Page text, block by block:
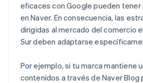
eficaces con Google pueden
en Naver. En consecuencia, las
dirigidas al mercado del comercio
Sur deben adaptarse
Por ejemplo, si tu marca mantiene
contenidos a través de Naver Blog